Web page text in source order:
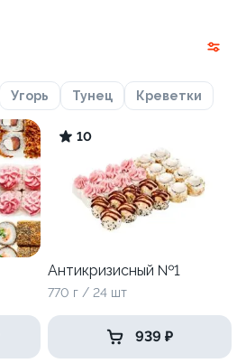
Угорь Тунец Креветки
10
Антикризисный №1
770 г / 24 шт
939 ₽